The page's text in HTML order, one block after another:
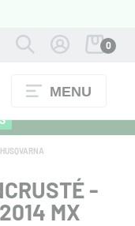
0
MENU
L'ACHAT D'UNE
HUSQVARNA
-
MX